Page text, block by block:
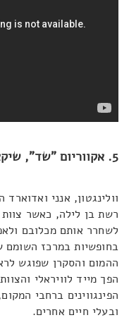
5. אקווריום "שד", שיקאגו
וולינגטון, אנני
רשת בן לילה, כאשר
לשחרר אותם מכלובם
בחופשיות במרכז השומם
ההמום והסקרן שפוגש
הפך מייד לוויראלי
הפינגווינים ברחבי
ובעלי חיים אחרים.